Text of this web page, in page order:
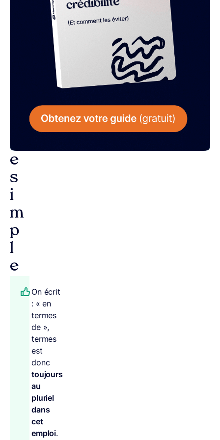
s
e
s
i
m
p
l
e
On écrit
: « en
termes
de »,
termes
est
donc
toujours
au
pluriel
dans
cet
emploi.